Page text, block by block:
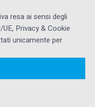
resa ai ​sensi degli
Privacy & Cookie
unicamente per